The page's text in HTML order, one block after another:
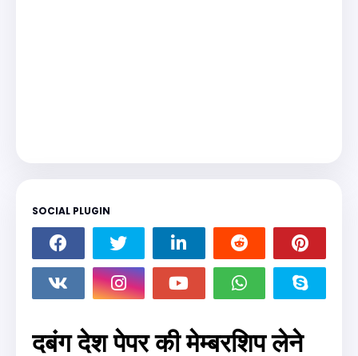
SOCIAL PLUGIN